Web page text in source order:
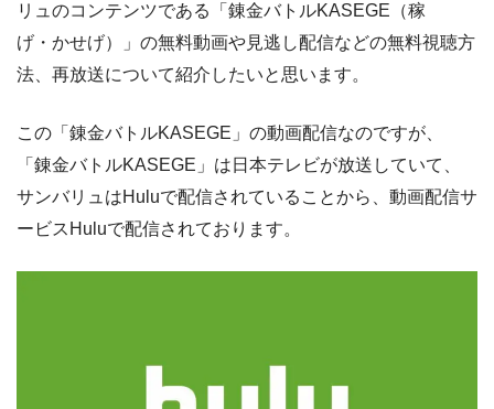
リュのコンテンツである「錬金バトルKASEGE（稼
げ・かせげ）」の無料動画や見逃し配信などの無料視聴方
法、再放送について紹介したいと思います。
この「錬金バトルKASEGE」の動画配信なのですが、
「錬金バトルKASEGE」は日本テレビが放送していて、
サンバリュはHuluで配信されていることから、動画配信サ
ービスHuluで配信されております。